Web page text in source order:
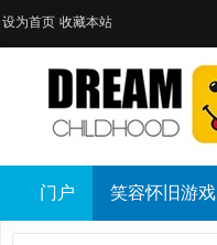
设为首页 收藏本站
门户 笑容怀旧游戏